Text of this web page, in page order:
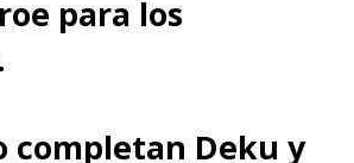
para los
completan Deku y